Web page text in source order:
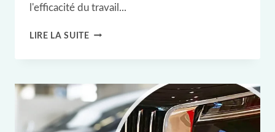
l'efficacité du travail...
LIRE LA SUITELES
CAS
D'UTILISATION
DE